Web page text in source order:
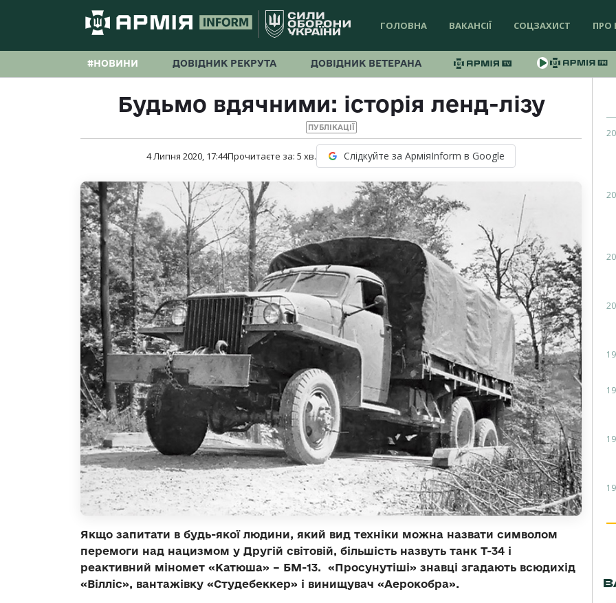
ГОЛОВНА ВАКАНСІЇ СОЦЗАХИСТ ПРО
#НОВИНИ ДОВІДНИК РЕКРУТА ДОВІДНИК ВЕТЕРАНА
Будьмо вдячними: історія ленд-лізу
ПУБЛІКАЦІЇ
4 Липня 2020, 17:44Прочитаєте за: 5 хв. Слідкуйте за АрміяInform в Google
Якщо запитати в будь-якої людини, який вид техніки можна назвати символом
перемоги над нацизмом у Другій світовій, більшість назвуть танк Т-34 і
реактивний міномет «Катюша» – БМ-13. «Просунутіші» знавці згадають всюдихід
«Вілліс», вантажівку «Студебеккер» і винищувач «Аерокобра».